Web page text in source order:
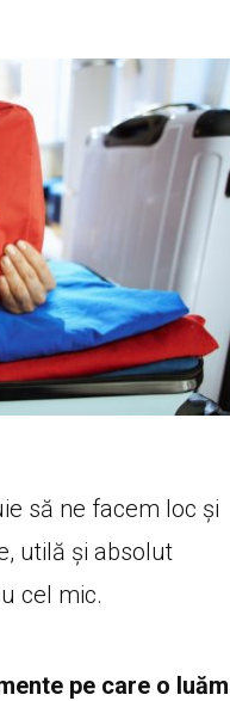
să ne facem loc și
utilă și absolut
cel mic.
pe care o luăm